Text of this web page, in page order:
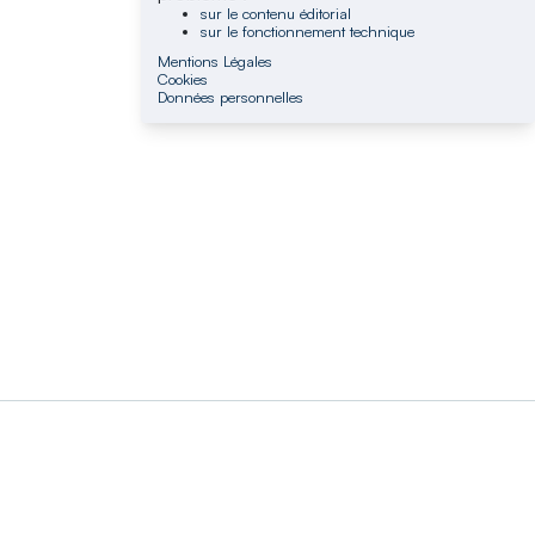
sur le contenu éditorial
sur le fonctionnement technique
Mentions Légales
Cookies
Données personnelles